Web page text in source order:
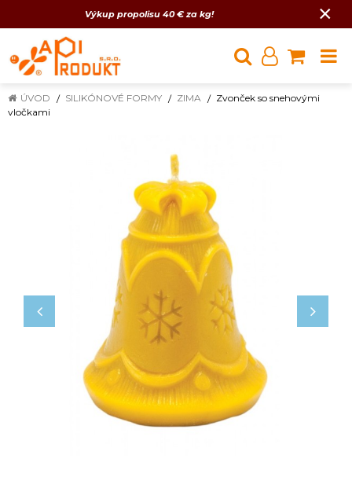
Výkup propolisu 40 € za kg! ×
ÚVOD SILIKÓNOVÉ FORMY ZIMA
Zvonček so snehovými
vločkami